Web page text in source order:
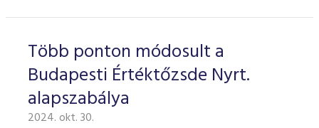
Több ponton módosult a
Budapesti Értéktőzsde Nyrt.
alapszabálya
2024. okt. 30.